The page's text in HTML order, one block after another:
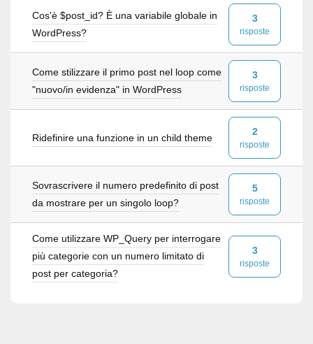
Cos'è $post_id? È una variabile globale in
WordPress?
3
risposte
Come stilizzare il primo post nel loop come
"nuovo/in evidenza" in WordPress
3
risposte
Ridefinire una funzione in un child theme
2
risposte
Sovrascrivere il numero predefinito di post
da mostrare per un singolo loop?
5
risposte
Come utilizzare WP_Query per interrogare
più categorie con un numero limitato di
post per categoria?
3
risposte